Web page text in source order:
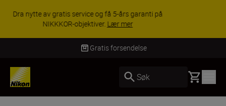
ACCESSORY SAVINGS | Få 15 % rabatt på
utvalgt tilbehør, gjør fotoutstyret komplett i dag.
KJØP NÅ
Levering innen 3–6
Søk Basket